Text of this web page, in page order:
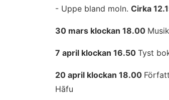
- Uppe bland moln. Cirka
30 mars klockan 18.00
7 april klockan 16.50 Tyst
20 april klockan 18.00
Hāfu